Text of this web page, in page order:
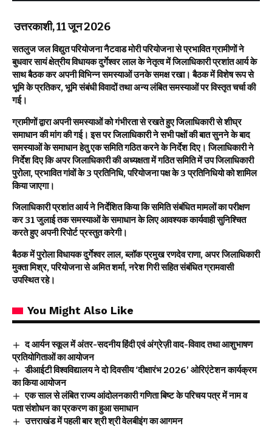
उत्तरकाशी, 11 जून 2026
सतलुज जल विद्युत परियोजना नैटवाड मोरी परियोजना से प्रभावित ग्रामीणों ने
बुधवार सायं क्षेत्रीय विधायक दुर्गेश्वर लाल के नेतृत्व में जिलाधिकारी प्रशांत आर्य के
साथ बैठक कर अपनी विभिन्न समस्याओं उनके समक्ष रखा। बैठक में विशेष रूप से
भूमि के प्रतिकर, भूमि संबंधी विवादों तथा अन्य लंबित समस्याओं पर विस्तृत चर्चा की
गई।
ग्रामीणों द्वारा अपनी समस्याओं को गंभीरता से रखते हुए जिलाधिकारी से शीघ्र
समाधान की मांग की गई। इस पर जिलाधिकारी ने सभी पक्षों की बात सुनने के बाद
समस्याओं के समाधान हेतु एक समिति गठित करने के निर्देश दिए। जिलाधिकारी ने
निर्देश दिए कि अपर जिलाधिकारी की अध्यक्षता में गठित समिति में उप जिलाधिकारी
पुरोला, प्रभावित गांवों के 3 प्रतिनिधि, परियोजना पक्ष के 3 प्रतिनिधियो को शामिल
किया जाएगा।
जिलाधिकारी प्रशांत आर्य ने निर्देशित किया कि समिति संबंधित मामलों का परीक्षण
कर 31 जुलाई तक समस्याओं के समाधान के लिए आवश्यक कार्यवाही सुनिश्चित
करते हुए अपनी रिपोर्ट प्रस्तुत करेगी।
बैठक में पुरोला विधायक दुर्गेश्वर लाल, ब्लॉक प्रमुख रणदेव राणा, अपर जिलाधिकारी
मुक्ता मिश्र, परियोजना से अमित शर्मा, नरेश गिरी सहित संबंधित ग्रामवासी
उपस्थित रहे।
You Might Also Like
द आर्यन स्कूल में अंतर-सदनीय हिंदी एवं अंग्रेज़ी वाद-विवाद तथा आशुभाषण
प्रतियोगिताओं का आयोजन
डीआईटी विश्वविद्यालय ने दो दिवसीय ‘दीक्षारंभ 2026’ ओरिएंटेशन कार्यक्रम
का किया आयोजन
एक साल से लंबित राज्य आंदोलनकारी गणिता बिष्ट के परिचय पत्र में नाम व
पता संशोधन का प्रकरण का हुआ समाधान
उत्तराखंड में पहली बार श्री श्री वेलबीइंग का आगमन